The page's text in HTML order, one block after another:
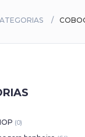
(0)